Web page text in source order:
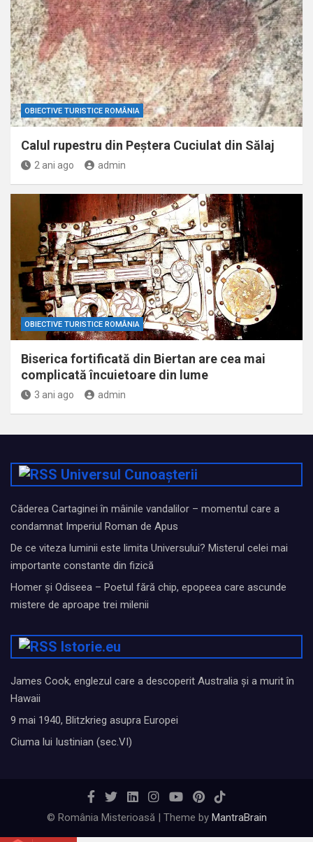
OBIECTIVE TURISTICE ROMÂNIA
Calul rupestru din Peştera Cuciulat din Sălaj
2 ani ago admin
OBIECTIVE TURISTICE ROMÂNIA
Biserica fortificată din Biertan are cea mai
complicată încuietoare din lume
3 ani ago admin
Universul Cunoașterii
Căderea Cartaginei în mâinile vandalilor – momentul care a
condamnat Imperiul Roman de Apus
De ce viteza luminii este limita Universului? Misterul celei mai
importante constante din fizică
Homer și Odiseea – Poetul fără chip, epopeea care ascunde
mistere de aproape trei milenii
Istorie.eu
James Cook, englezul care a descoperit Australia și a murit în
Hawaii
9 mai 1940, Blitzkrieg asupra Europei
Ciuma lui Iustinian (sec.VI)
© România Misterioasă | Theme by MantraBrain